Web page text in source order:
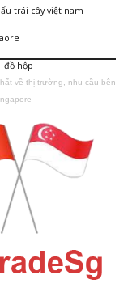
trái cây việt nam
đồ hộp
về thị trường, nhu cầu bên